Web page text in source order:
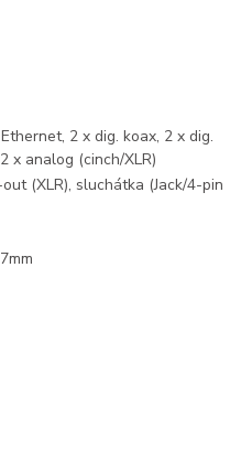
2 x dig. koax, 2 x dig.
x analog (cinch/XLR)
(XLR), sluchátka (Jack/4-pin